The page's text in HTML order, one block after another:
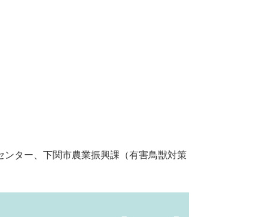
ター、下関市農業振興課（有害鳥獣対策